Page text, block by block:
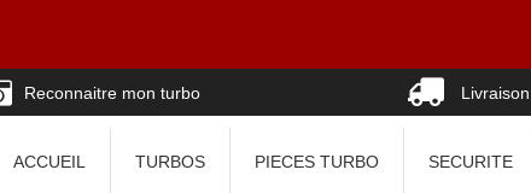
Reconnaitre mon turbo
ACCUEIL TURBOS PIECES TURBO SECURITE